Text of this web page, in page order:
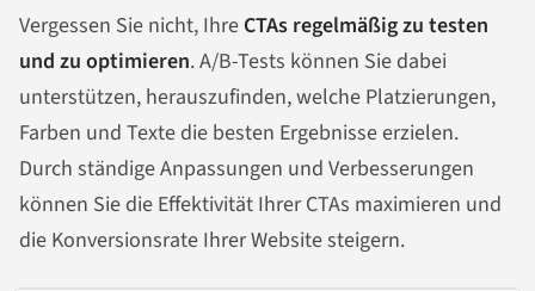
Vergessen Sie nicht, Ihre CTAs regelmäßig zu testen
und zu optimieren. A/B-Tests können Sie dabei
unterstützen, herauszufinden, welche Platzierungen,
Farben und Texte die besten Ergebnisse erzielen.
Durch ständige Anpassungen und Verbesserungen
können Sie die Effektivität Ihrer CTAs maximieren und
die Konversionsrate Ihrer Website steigern.